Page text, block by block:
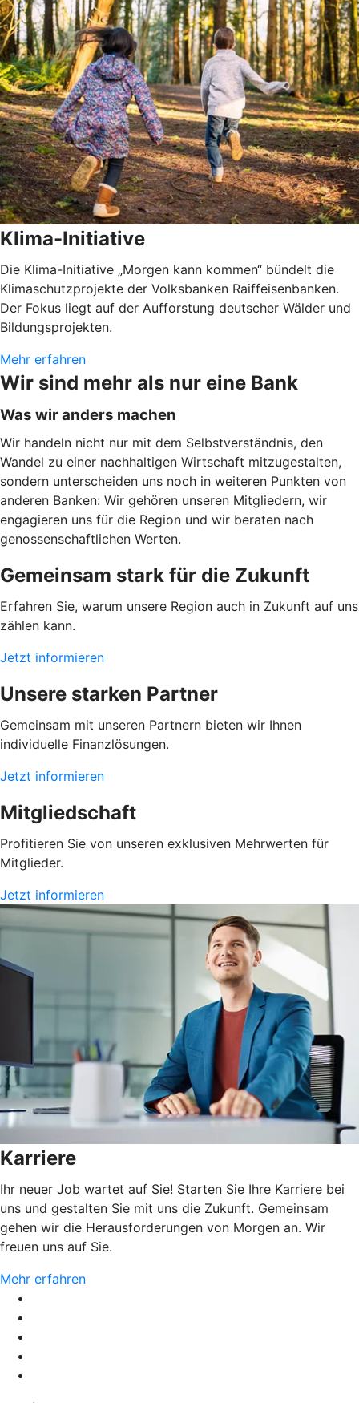
Klima-Initiative
Die Klima-Initiative „Morgen kann kommen“ bündelt die
Klimaschutzprojekte der Volksbanken Raiffeisenbanken.
Der Fokus liegt auf der Aufforstung deutscher Wälder und
Bildungsprojekten.
Mehr erfahren
Wir sind mehr als nur eine Bank
Was wir anders machen
Wir handeln nicht nur mit dem Selbstverständnis, den
Wandel zu einer nachhaltigen Wirtschaft mitzugestalten,
sondern unterscheiden uns noch in weiteren Punkten von
anderen Banken: Wir gehören unseren Mitgliedern, wir
engagieren uns für die Region und wir beraten nach
genossenschaftlichen Werten.
Gemeinsam stark für die Zukunft
Erfahren Sie, warum unsere Region auch in Zukunft auf uns
zählen kann.
Jetzt informieren
Unsere starken Partner
Gemeinsam mit unseren Partnern bieten wir Ihnen
individuelle Finanzlösungen.
Jetzt informieren
Mitgliedschaft
Profitieren Sie von unseren exklusiven Mehrwerten für
Mitglieder.
Jetzt informieren
Karriere
Ihr neuer Job wartet auf Sie! Starten Sie Ihre Karriere bei
uns und gestalten Sie mit uns die Zukunft. Gemeinsam
gehen wir die Herausforderungen von Morgen an. Wir
freuen uns auf Sie.
Mehr erfahren